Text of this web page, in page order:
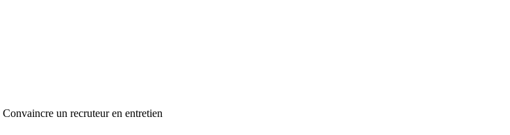
Convaincre un recruteur en entretien